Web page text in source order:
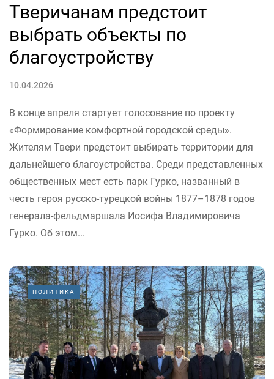
Тверичанам предстоит
выбрать объекты по
благоустройству
10.04.2026
В конце апреля стартует голосование по проекту
«Формирование комфортной городской среды».
Жителям Твери предстоит выбирать территории для
дальнейшего благоустройства. Среди представленных
общественных мест есть парк Гурко, названный в
честь героя русско-турецкой войны 1877–1878 годов
генерала-фельдмаршала Иосифа Владимировича
Гурко. Об этом...
ПОЛИТИКА